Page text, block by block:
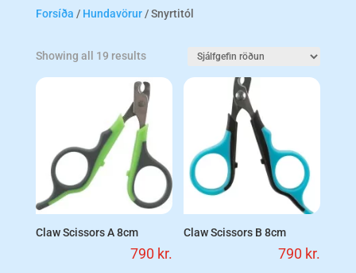
Forsíða / Hundavörur/ Snyrtitól
Showing all 19 results
Claw Scissors A 8cm
790 kr.
Claw Scissors B 8cm
790 kr.